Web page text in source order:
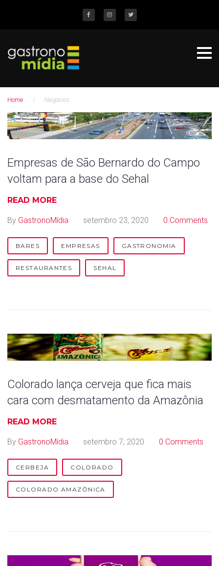
c
Facebook Instagram Twitter
Home / Negócios
C
a
t
e
g
o
i
e
ó
c
o
s
Empresas de São Bernardo do Campo
voltam para a base do Sehal
READ MORE
By GastronoMídia setembro 23, 2020 0 Comments
BARES EMPRESAS GASTRONOMIA
RESTAURANTES SEHAL
Colorado lança cerveja que fica mais
cara com desmatamento da Amazônia
READ MORE
By GastronoMídia setembro 7, 2020 0 Comments
CERBEJA COLORADO
COLORADO AMAZÔNICA